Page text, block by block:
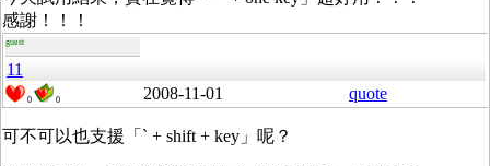
感謝！！！
guest
11
0 0 2008-11-01 quote
可不可以也支援「` + shift + key」呢？